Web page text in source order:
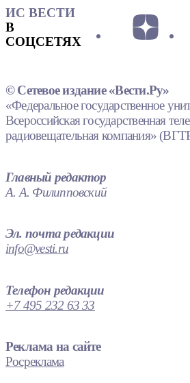
ИС ВЕСТИ
В
СОЦСЕТЯХ
© Сетевое издание «Вести.Ру»
«Федеральное государственное
Всероссийская государственная
радиовещательная компания»
Главный редактор
А. А. Филипповский
Эл. почта редакции
info@vesti.ru
Телефон редакции
+7 495 232 63 33
Реклама на сайте
Росреклама